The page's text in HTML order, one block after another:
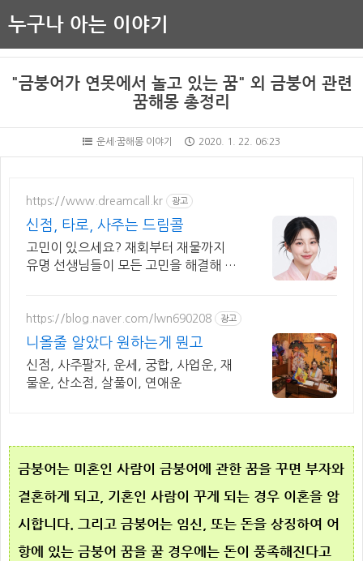
누구나 아는 이야기
"금붕어가 연못에서 놀고 있는 꿈" 외 금붕어 관련
꿈해몽 총정리
운세·꿈해몽 이야기 2020. 1. 22. 06:23
https://www.dreamcall.kr 광고
신점, 타로, 사주는 드림콜
고민이 있으세요? 재회부터 재물까지
유명 선생님들이 모든 고민을 해결해 드
https://blog.naver.com/lwn690208 광고
니올줄 알았다 원하는게 뭔고
신점, 사주팔자, 운세, 궁합, 사업운, 재
물운, 산소점, 살풀이, 연애운
금붕어는 미혼인 사람이 금붕어에 관한 꿈을 꾸면 부자와
결혼하게 되고, 기혼인 사람이 꾸게 되는 경우 이혼을 암
시합니다. 그리고 금붕어는 임신, 또는 돈을 상징하여 어
항에 있는 금붕어 꿈을 꿀 경우에는 돈이 풍족해진다고